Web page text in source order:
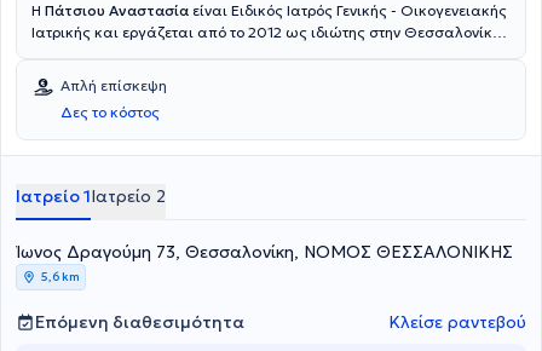
Η Πάτσιου Αναστασία είναι Ειδικός Ιατρός Γενικής - Οικογενειακής
Ιατρικής και εργάζεται από το 2012 ως ιδιώτης στην Θεσσαλονίκη.
περιοχή Βούλγαρη. Είναι πτυχιούχος της Ιατρικής Σχολής του
Αριστοτελείου Πανεπιστημίου Θεσσαλονίκης. Ολοκλήρωσε με
επιτυχία την ειδικότητα της Γενικής - Οικογενειακής Ιατρικής στο
Ιπποκράτειο Γενικό Νοσοκομείο Θεσσαλονίκης. Έχει φοιτήσει στο
Μεθοδολογία» στην κατεύθυνση της Κοινωνικής Έρευνας. Έχει
μετεκπαιδευτεί στο Σακχαρώδη Διαβήτη και την Αρτηριακή
εκπαίδευσης συμμετέχει σε πλήθος συνεδρίων, κλινικών
φροντιστηρίων και μετεκπαιδευτικών σεμιναρίων, τόσο στην
Ελλάδα όσο και στο εξωτερικό. Πιστεύει πως η ουσιαστική σχέση
ιατρού - ασθενή αποτελεί το κλειδί για την επιτυχία κάθε
θεραπευτικής παρέμβασης.
Απλή επίσκεψη
Δες το κόστος
Ιατρείο 1Ιατρείο 2
Ίωνος Δραγούμη 73, Θεσσαλονίκη, ΝΟΜΟΣ ΘΕΣΣΑΛΟΝΙΚΗΣ
5,6 km
Επόμενη διαθεσιμότητα Κλείσε ραντεβού